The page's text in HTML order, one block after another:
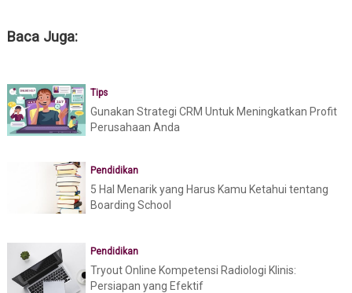
Baca Juga:
Tips
Gunakan Strategi CRM Untuk Meningkatkan Profit
Perusahaan Anda
Pendidikan
5 Hal Menarik yang Harus Kamu Ketahui tentang
Boarding School
Pendidikan
Tryout Online Kompetensi Radiologi Klinis:
Persiapan yang Efektif